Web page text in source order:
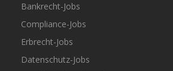
Bankrecht-Jobs
Compliance-Jobs
Erbrecht-Jobs
Datenschutz-Jobs